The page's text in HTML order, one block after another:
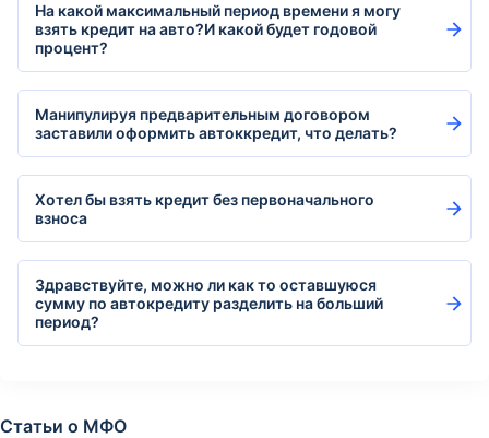
На какой максимальный период времени я могу
взять кредит на авто?И какой будет годовой
процент?
Манипулируя предварительным договором
заставили оформить автоккредит, что делать?
Хотел бы взять кредит без первоначального
взноса
Здравствуйте, можно ли как то оставшуюся
сумму по автокредиту разделить на больший
период?
Статьи о МФО